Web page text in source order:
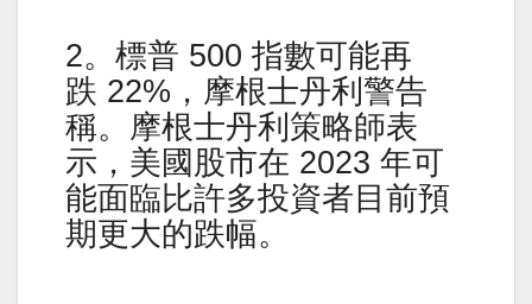
2。標普 500 指數可能再
跌 22%，摩根士丹利警告
稱。摩根士丹利策略師表
示，美國股市在 2023 年可
能面臨比許多投資者目前預
期更大的跌幅。